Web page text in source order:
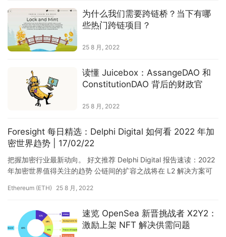
页
快
r
9
9
9
指
为什么我们需要跨链桥？当下有哪
些热门跨链项目？
25 8 月, 2022
读懂 Juicebox：AssangeDAO 和
ConstitutionDAO 背后的财政官
25 8 月, 2022
Foresight 每日精选：Delphi Digital 如何看 2022 年加
密世界趋势 | 17/02/22
把握加密行业最新动向。 好文推荐 Delphi Digital 报告速读：2022
年加密世界值得关注的趋势 公链间的扩容之战将在 L2 解决方案可
Ethereum (ETH) 25 8 月, 2022
速览 OpenSea 新晋挑战者 X2Y2：
激励上架 NFT 解决供需问题